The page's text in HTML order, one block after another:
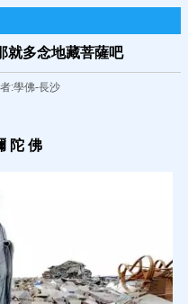
就多念地藏菩薩吧
:學佛-長沙
陀 佛